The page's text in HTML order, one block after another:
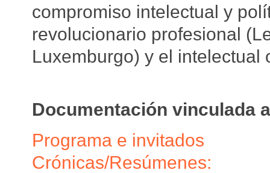
compromiso intelectual y
revolucionario profesional
Luxemburgo) y el intelectual
Documentación vinculada
Programa e invitados
Crónicas/Resúmenes: